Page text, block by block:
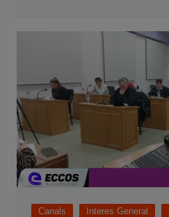
Canals Interes General